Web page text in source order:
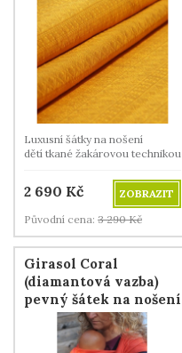
Luxusní šátky na nošení
dětí tkané žakárovou technikou
2 690 Kč
ZOBRAZIT
Původní cena: 3 290 Kč
Girasol Coral
(diamantová vazba)
pevný šátek na nošení
dětí - 4,6m